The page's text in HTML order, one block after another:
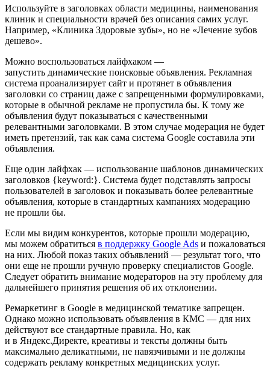
Используйте в заголовках области медицины, наименования
клиник и специальности врачей без описания самих услуг.
Например, «Клиника Здоровые зубы», но не «Лечение зубов
дешево».
Можно воспользоваться лайфхаком —
запустить динамические поисковые объявления. Рекламная
система проанализирует сайт и протянет в объявления
заголовки со страниц даже с запрещенными формулировками,
которые в обычной рекламе не пропустила бы. К тому же
объявления будут показываться с качественными
релевантными заголовками. В этом случае модерация не будет
иметь претензий, так как сама система Google составила эти
объявления.
Еще один лайфхак — использование шаблонов динамических
заголовков {keyword:}. Система будет подставлять запросы
пользователей в заголовок и показывать более релевантные
объявления, которые в стандартных кампаниях модерацию
не прошли бы.
Если мы видим конкурентов, которые прошли модерацию,
мы можем обратиться в поддержку Google Ads и пожаловаться
на них. Любой показ таких объявлений — результат того, что
они еще не прошли ручную проверку специалистов Google.
Следует обратить внимание модераторов на эту проблему для
дальнейшего принятия решения об их отклонении.
Ремаркетинг в Google в медицинской тематике запрещен.
Однако можно использовать объявления в КМС — для них
действуют все стандартные правила. Но, как
и в Яндекс.Директе, креативы и тексты должны быть
максимально деликатными, не навязчивыми и не должны
содержать рекламу конкретных медицинских услуг.